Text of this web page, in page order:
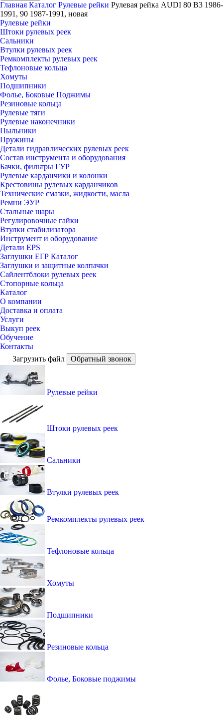
Главная Каталог Рулевые рейки Рулевая рейка AUDI 80 B3 1986-
1991, 90 1987-1991, новая
Рулевые рейки
Штоки рулевых реек
Сальники
Втулки рулевых реек
Ремкомплекты рулевых реек
Тефлоновые кольца
Хомуты
Подшипники
Фолье, Боковые Поджимы
Резиновые кольца
Рулевые тяги
Рулевые наконечники
Пыльники
Пружины
Детали гидравлических рулевых реек
Состав инструмента и оборудования
Бачки, фильтры ГУР
Рулевые карданчики и колонки
Крестовины рулевых карданчиков
Технические смазки, жидкости, масла
Ремни ЭУР
Стальные шары
Регулировочные гайки
Втулки стабилизатора
Инструмент и оборудование
Детали EPS
Заглушки ЕГР Каталог
Заглушки и защитные колпачки
Сайлентблоки рулевых реек
Стопорные кольца
Каталог
О компании
Доставка и оплата
Услуги
Выкуп реек
Обучение
Контакты
Загрузить файл
Обратный звонок
Рулевые рейки
Штоки рулевых реек
Сальники
Втулки рулевых реек
Ремкомплекты рулевых реек
Тефлоновые кольца
Хомуты
Подшипники
Резиновые кольца
Фолье, Боковые поджимы